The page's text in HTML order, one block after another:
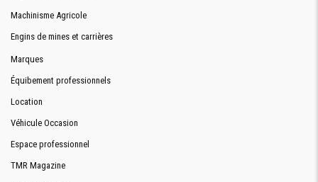
Machinisme Agricole
Engins de mines et carrières
Marques
Équibement professionnels
Location
Véhicule Occasion
Espace professionnel
TMR Magazine